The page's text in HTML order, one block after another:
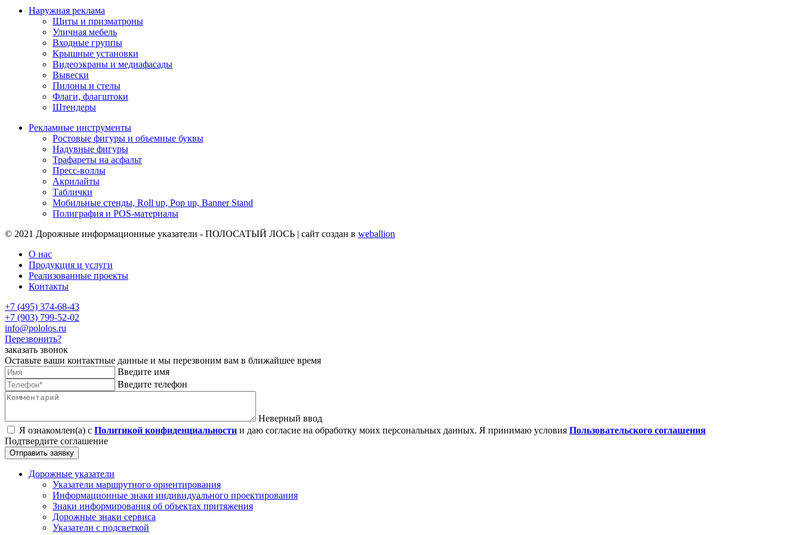
Наружная реклама
Щиты и призматроны
Уличная мебель
Входные группы
Крышные установки
Видеоэкраны и медиафасады
Вывески
Пилоны и стелы
Флаги, флагштоки
Штендеры
Рекламные инструменты
Ростовые фигуры и объемные буквы
Надувные фигуры
Трафареты на асфальт
Пресс-воллы
Акрилайты
Таблички
Мобильные стенды, Roll up, Pop up, Banner Stand
Полиграфия и POS-материалы
© 2021 Дорожные информационные указатели - ПОЛОСАТЫЙ ЛОСЬ | сайт создан в weballion
О нас
Продукция и услуги
Реализованные проекты
Контакты
+7 (495) 374-68-43
+7 (903) 799-52-02
info@pololos.ru
Перезвонить?
заказать звонок
Оставьте ваши контактные данные и мы перезвоним вам в ближайшее время
Введите имя
Введите телефон
Неверный ввод
Я ознакомлен(а) с Политикой конфиденциальности и даю согласие на обработку моих персональных данных. Я принимаю условия Пользовательского соглашения
Подтвердите соглашение
Отправить заявку
Дорожные указатели
Указатели маршрутного ориентирования
Информационные знаки индивидуального проектирования
Знаки информирования об объектах притяжения
Дорожные знаки сервиса
Указатели с подсветкой